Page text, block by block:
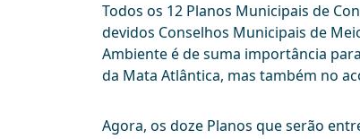
Todos os 12 Planos Municipais de
devidos Conselhos Municipais de
Ambiente é de suma importância
da Mata Atlântica, mas também no
Agora, os doze Planos que serão